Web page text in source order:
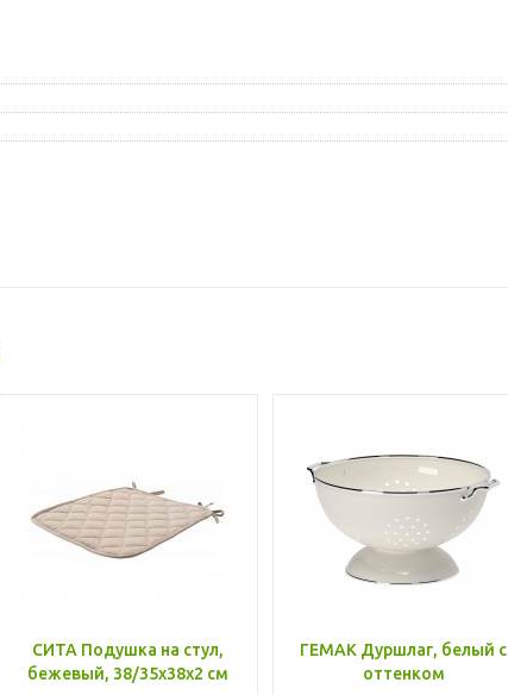
СИТА Подушка на стул,
бежевый, 38/35x38x2 см
ГЕМАК Дуршлаг, белый с
оттенком